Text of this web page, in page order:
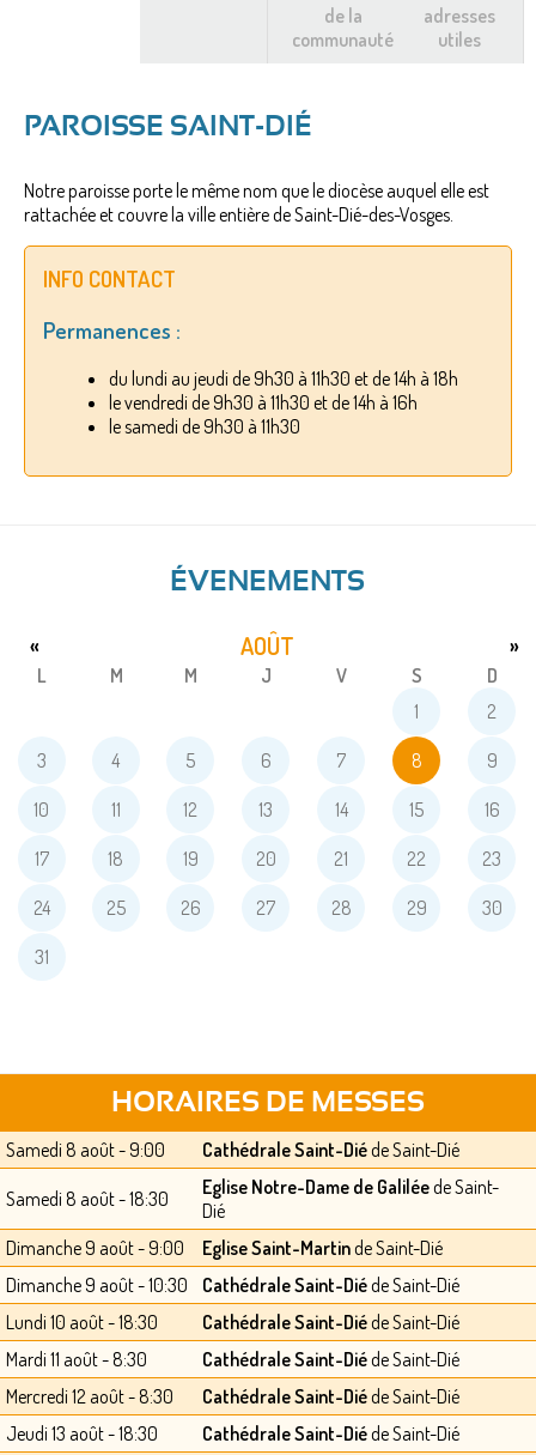
de la
communauté
adresses
utiles
PAROISSE SAINT-DIÉ
Notre paroisse porte le même nom que le diocèse auquel elle est
rattachée et couvre la ville entière de Saint-Dié-des-Vosges.
INFO CONTACT
Permanences :
du lundi au jeudi de 9h30 à 11h30 et de 14h à 18h
le vendredi de 9h30 à 11h30 et de 14h à 16h
le samedi de 9h30 à 11h30
ÉVENEMENTS
AOÛT
« »
L M M J V S
D
1
2
3 4 5 6 7 8 9
10 11 12 13 14 15 16
17 18 19 20 21 22 23
24 25 26 27 28 29 30
31
HORAIRES DE MESSES
Samedi 8 août - 9:00 Cathédrale Saint-Diéde Saint-Dié
Samedi 8 août - 18:30 Eglise Notre-Dame de Galiléede Saint-
Dié
Dimanche 9 août - 9:00
Eglise Saint-Martinde Saint-Dié
Dimanche 9 août - 10:30
Cathédrale Saint-Diéde Saint-Dié
Lundi 10 août - 18:30
Cathédrale Saint-Diéde Saint-Dié
Mardi 11 août - 8:30
Cathédrale Saint-Diéde Saint-Dié
Mercredi 12 août - 8:30
Cathédrale Saint-Diéde Saint-Dié
Jeudi 13 août - 18:30
Cathédrale Saint-Diéde Saint-Dié